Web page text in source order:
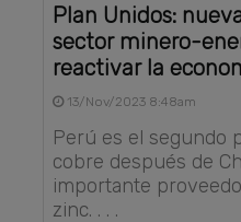
Plan Unidos:
sector minero-
reactivar la
13/Nov/2023 8:48am
Perú es el segundo
cobre después de
importante
zinc. . . .